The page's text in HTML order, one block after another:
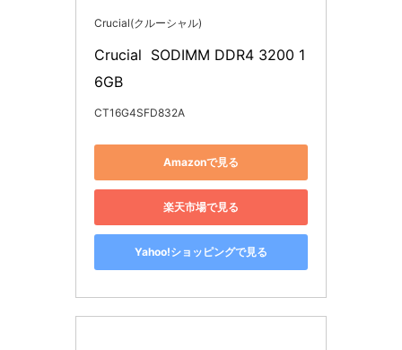
Crucial(クルーシャル)
Crucial  SODIMM DDR4 3200 1
6GB
CT16G4SFD832A
Amazonで見る
楽天市場で見る
Yahoo!ショッピングで見る